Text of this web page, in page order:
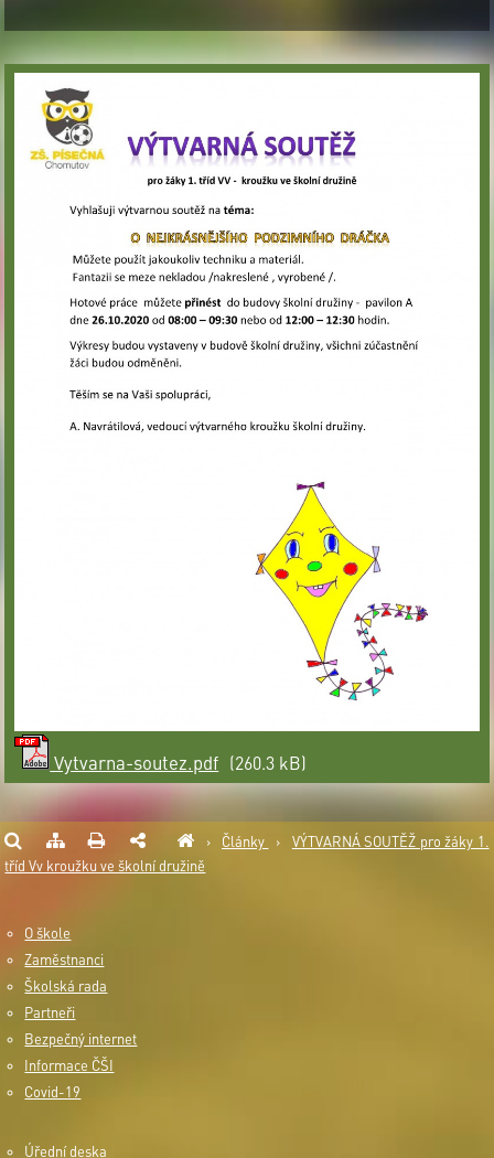
Vytvarna-soutez.pdf (260.3 kB)
› Články ›
VÝTVARNÁ SOUTĚŽ pro žáky 1.
tříd Vv kroužku ve školní družině
O škole
Zaměstnanci
Školská rada
Partneři
Bezpečný internet
Informace ČŠI
Covid-19
Úřední deska